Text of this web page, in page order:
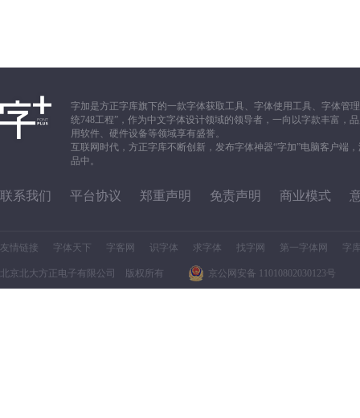
字加是方正字库旗下的一款字体获取工具、字体使用工具、字体管
统748工程”，作为中文字体设计领域的领导者，一向以字款丰富，
用软件、硬件设备等领域享有盛誉。
互联网时代，方正字库不断创新，发布字体神器“字加”电脑客户端
品中。
联系我们 平台协议 郑重声明 免责声明 商业模式
友情链接 字体天下 字客网 识字体 求字体 找字网 第一字体网 字
北京北大方正电子有限公司 版权所有 京公网安备 11010802030123号